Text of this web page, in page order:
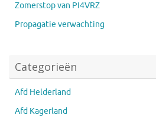
Zomerstop van PI4VRZ
Propagatie verwachting
Categorieën
Afd Helderland
Afd Kagerland